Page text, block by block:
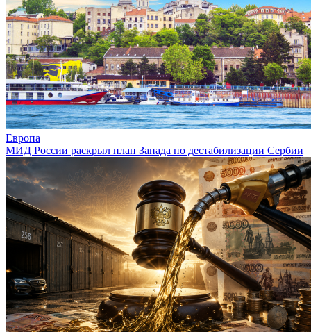
Европа
МИД России раскрыл план Запада по дестабилизации Сербии